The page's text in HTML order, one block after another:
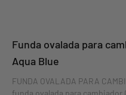
Funda ovalada para
Aqua Blue
FUNDA OVALADA PARA